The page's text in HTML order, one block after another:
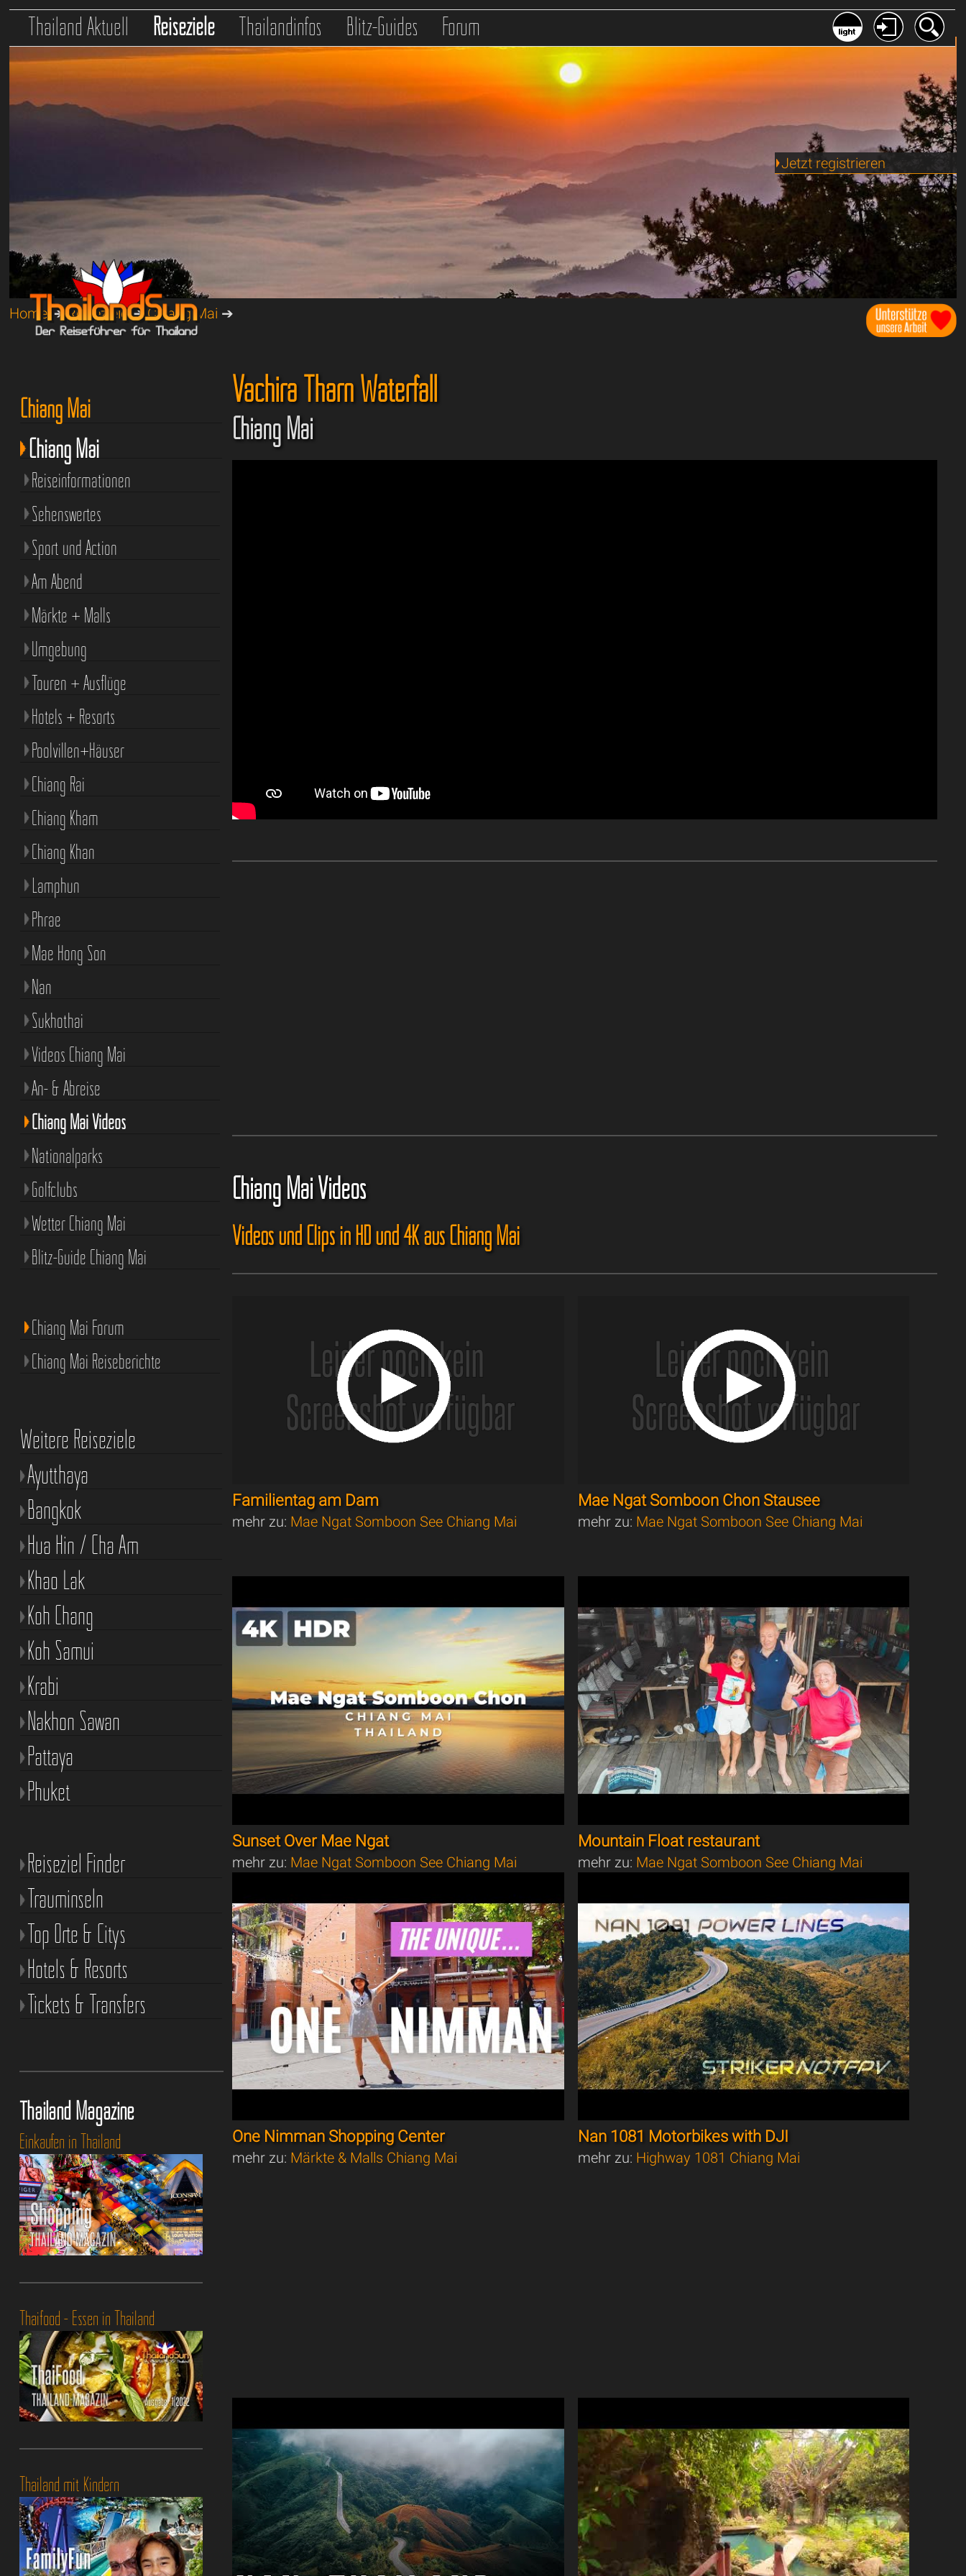
Thailand Aktuell Reiseziele Thailandinfos Blitz-Guides Forum
Jetzt registrieren
Home➔Reiseziele➔Chiang Mai ➔
Vachira Tharn Waterfall
Chiang Mai
Chiang Mai Videos
Videos und Clips in HD und 4K aus Chiang Mai
Familientag am Dam
mehr zu: Mae Ngat Somboon See Chiang Mai
Mae Ngat Somboon Chon Stausee
mehr zu: Mae Ngat Somboon See Chiang Mai
Sunset Over Mae Ngat
mehr zu: Mae Ngat Somboon See Chiang Mai
Mountain Float restaurant
mehr zu: Mae Ngat Somboon See Chiang Mai
One Nimman Shopping Center
mehr zu: Märkte & Malls Chiang Mai
Nan 1081 Motorbikes with DJI
mehr zu: Highway 1081 Chiang Mai
Chiang Mai
Chiang Mai
Reiseinformationen
Sehenswertes
Sport und Action
Am Abend
Märkte + Malls
Umgebung
Touren + Ausflüge
Hotels + Resorts
Poolvillen+Häuser
Chiang Rai
Chiang Kham
Chiang Khan
Lamphun
Phrae
Mae Hong Son
Nan
Sukhothai
Videos Chiang Mai
An- & Abreise
Chiang Mai Videos
Nationalparks
Golfclubs
Wetter Chiang Mai
Blitz-Guide Chiang Mai
Chiang Mai Forum
Chiang Mai Reiseberichte
Weitere Reiseziele
Ayutthaya
Bangkok
Hua Hin / Cha Am
Khao Lak
Koh Chang
Koh Samui
Krabi
Nakhon Sawan
Pattaya
Phuket
Reiseziel Finder
Trauminseln
Top Orte & Citys
Hotels & Resorts
Tickets & Transfers
Thailand Magazine
Einkaufen in Thailand
Thaifood - Essen in Thailand
Thailand mit Kindern